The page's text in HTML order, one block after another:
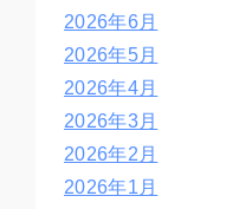
2026年6月
2026年5月
2026年4月
2026年3月
2026年2月
2026年1月